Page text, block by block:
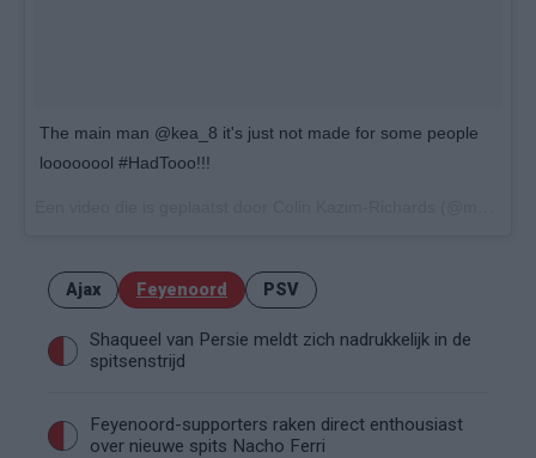
The main man @kea_8 it's just not made for some people
loooooool #HadTooo!!!
Ajax Feyenoord PSV
Shaqueel van Persie meldt zich nadrukkelijk in de
spitsenstrijd
Feyenoord-supporters raken direct enthousiast
over nieuwe spits Nacho Ferri